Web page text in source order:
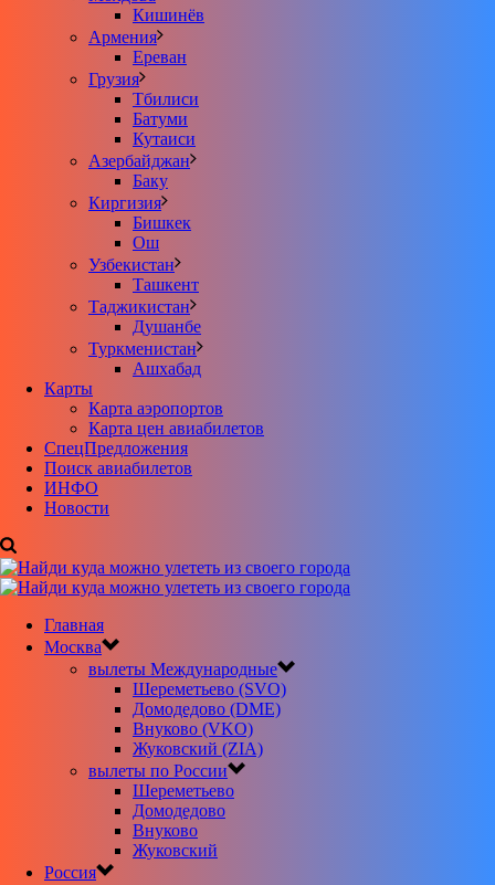
Кишинёв
Армения
Ереван
Грузия
Тбилиси
Батуми
Кутаиси
Азербайджан
Баку
Киргизия
Бишкек
Ош
Узбекистан
Ташкент
Таджикистан
Душанбе
Туркменистан
Ашхабад
Карты
Карта аэропортов
Карта цен авиабилетов
CпецПредложения
Поиск авиабилетов
ИНФО
Новости
Главная
Москва
вылеты Международные
Шереметьево (SVO)
Домодедово (DME)
Внуково (VKO)
Жуковский (ZIA)
вылеты по России
Шереметьево
Домодедово
Внуково
Жуковский
Россия